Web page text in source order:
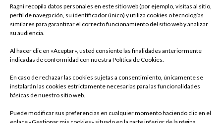
Ragni recopila datos personales en este sitio web (por ejemplo, visitas al sitio,
perfil de navegación, su identificador único) y utiliza cookies o tecnologías
similares para garantizar el correcto funcionamiento del sitio web y analizar
su audiencia.
Al hacer clic en «Aceptar», usted consiente las finalidades anteriormente
indicadas de conformidad con nuestra Política de Cookies.
En caso de rechazar las cookies sujetas a consentimiento, únicamente se
instalarán las cookies estrictamente necesarias para las funcionalidades
básicas de nuestro sitio web.
Puede modificar sus preferencias en cualquier momento haciendo clic en el
Asociaciones
CONTÁCTENOS
Contacto
Sala de prensa
Encontrar nuestras agencias comerciales